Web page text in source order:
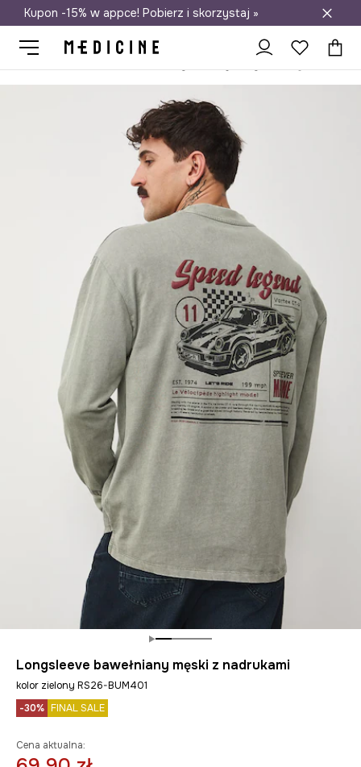
Darmowa dostawa do salonów
Kupon -15% w appce! Pobierz i skorzystaj »
Longsleeve bawełniany męski z nadrukami
kolor zielony RS26-BUM401
-30% FINAL SALE
Cena aktualna: